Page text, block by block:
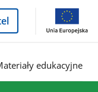
edukacyjne